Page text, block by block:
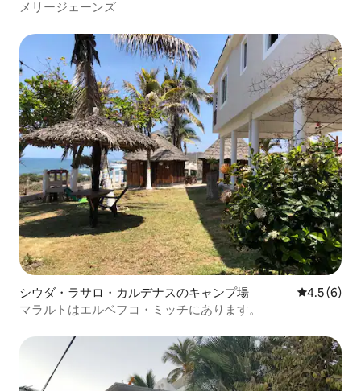
メリージェーンズ
シウダ・ラサロ・カルデナスのキャンプ場 レビュー6
4.5 (6)
マラルトはエルベフコ・ミッチにあります。